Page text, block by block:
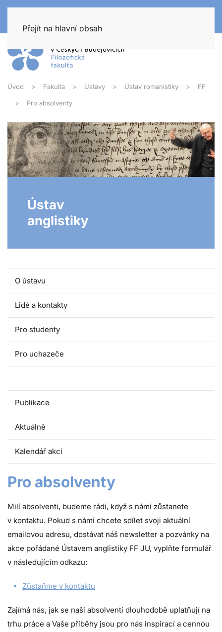
Přejít na hlavní obsah
Úvod Fakulta Ústavy Ústav romanistiky FF
Pro absolventy
Ústav
anglistiky
O ústavu
Lidé a kontakty
Pro studenty
Pro uchazeče
Publikace
Aktuálně
Kalendář akcí
Pro absolventy
Milí absolventi, budeme rádi, když s námi zůstanete
v kontaktu. Pokud s námi chcete sdílet svoji aktuální
emailovou adresu, dostávat náš newsletter a pozvánky na
akce pořádané Ústavem anglistiky FF JU, vyplňte formulář
v následujícím odkazu:
Zůstaňme v kontaktu
Zajímá nás, jak se naši absolventi dlouhodobě uplatňují na
trhu práce a Vaše příběhy jsou pro nás inspirací a cennou